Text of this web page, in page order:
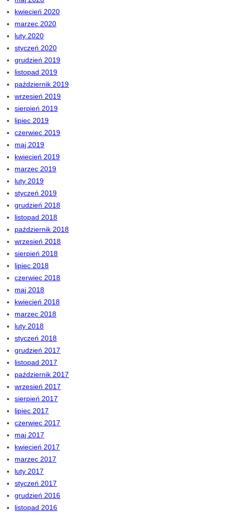
kwiecień 2020
marzec 2020
luty 2020
styczeń 2020
grudzień 2019
listopad 2019
październik 2019
wrzesień 2019
sierpień 2019
lipiec 2019
czerwiec 2019
maj 2019
kwiecień 2019
marzec 2019
luty 2019
styczeń 2019
grudzień 2018
listopad 2018
październik 2018
wrzesień 2018
sierpień 2018
lipiec 2018
czerwiec 2018
maj 2018
kwiecień 2018
marzec 2018
luty 2018
styczeń 2018
grudzień 2017
listopad 2017
październik 2017
wrzesień 2017
sierpień 2017
lipiec 2017
czerwiec 2017
maj 2017
kwiecień 2017
marzec 2017
luty 2017
styczeń 2017
grudzień 2016
listopad 2016